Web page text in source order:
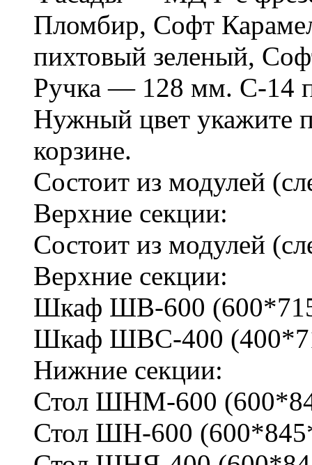
Пломбир, Софт
пихтовый зеленый,
Ручка — 128 мм. С-14
Нужный цвет укажите
корзине.
Состоит из модулей
Верхние секции:
Состоит из модулей
Верхние секции:
Шкаф ШВ-600
Шкаф ШВС-400
Нижние секции:
Стол ШНМ-600
Стол ШН-600